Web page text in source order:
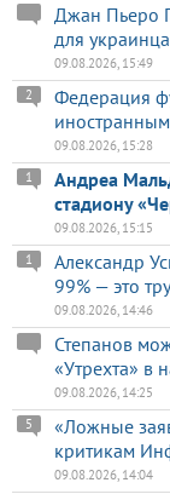
Джан Пьеро
для
09.08.2026, 15:49
Федерация
иностранным
2
09.08.2026, 15:28
Андреа
стадиону
1
09.08.2026, 15:15
Александр
99% — это
1
09.08.2026, 14:46
Степанов
«Утрехта» в
09.08.2026, 14:25
«Ложные
критикам
5
09.08.2026, 14:04